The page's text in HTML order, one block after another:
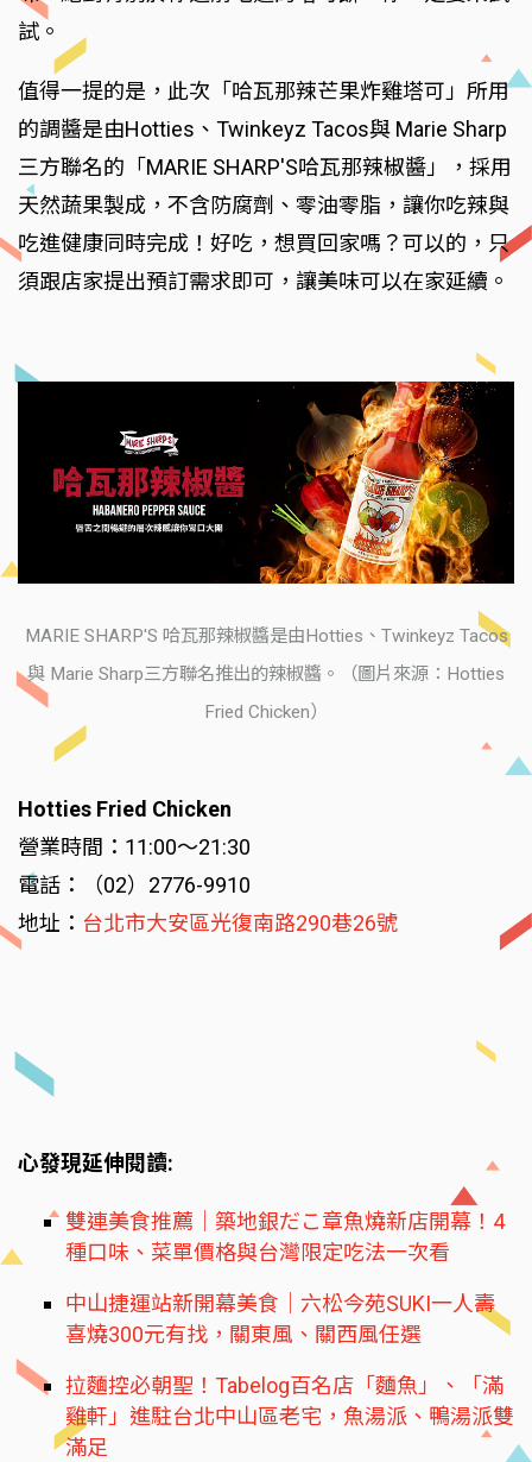
試。
值得一提的是，此次「哈瓦那辣芒果炸雞塔可」所用
的調醬是由Hotties、Twinkeyz Tacos與 Marie Sharp
三方聯名的「MARIE SHARP'S哈瓦那辣椒醬」，採用
天然蔬果製成，不含防腐劑、零油零脂，讓你吃辣與
吃進健康同時完成！好吃，想買回家嗎？可以的，只
須跟店家提出預訂需求即可，讓美味可以在家延續。
MARIE SHARP'S 哈瓦那辣椒醬是由Hotties、Twinkeyz Tacos
與 Marie Sharp三方聯名推出的辣椒醬。（圖片來源：Hotties
Fried Chicken）
Hotties Fried Chicken
營業時間：11:00～21:30
電話：（02）2776-9910
地址： 台北市大安區光復南路290巷26號
心發現延伸閱讀:
雙連美食推薦｜築地銀だこ章魚燒新店開幕！4
種口味、菜單價格與台灣限定吃法一次看
中山捷運站新開幕美食｜六松今苑SUKI一人壽
喜燒300元有找，關東風、關西風任選
拉麵控必朝聖！Tabelog百名店「麵魚」、「滿
雞軒」進駐台北中山區老宅，魚湯派、鴨湯派雙
滿足